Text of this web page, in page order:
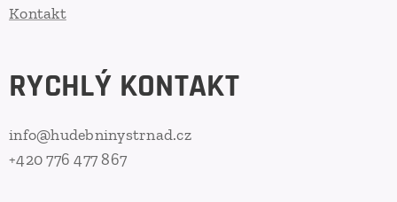
Kontakt
RYCHLÝ KONTAKT
info@hudebninystrnad.cz
+420 776 477 867